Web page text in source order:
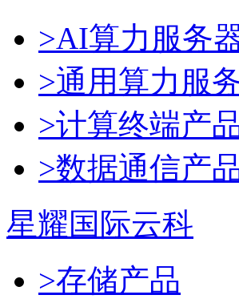
>AI算力服务
>通用算力服
>计算终端产
>数据通信产
星耀国际云科
>存储产品